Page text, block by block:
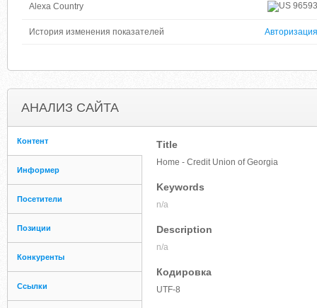
Alexa Country 96593
История изменения показателей Авторизация
АНАЛИЗ САЙТА
Контент
Информер
Посетители
Позиции
Конкуренты
Ссылки
Title
Home - Credit Union of Georgia
Keywords
n/a
Description
n/a
Кодировка
UTF-8